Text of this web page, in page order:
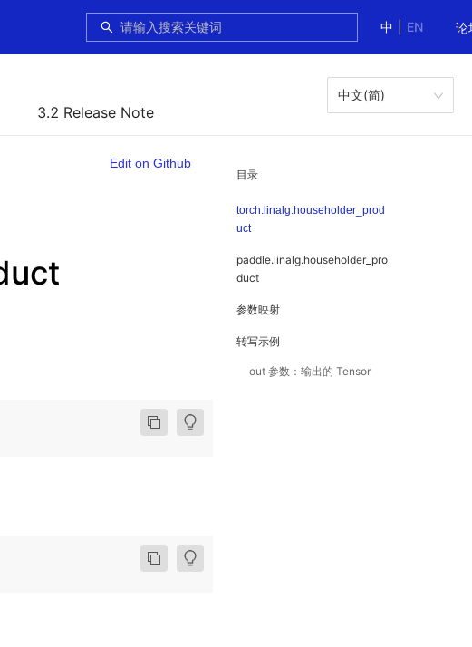
中
EN 论
3.2 Release Note
中文(简)
目录
torch.linalg.householder_prod
uct
paddle.linalg.householder_pro
duct
参数映射
转写示例
out 参数：输出的 Tensor
Edit on Github